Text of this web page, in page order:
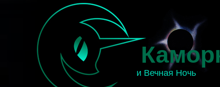
и Вечная Ночь